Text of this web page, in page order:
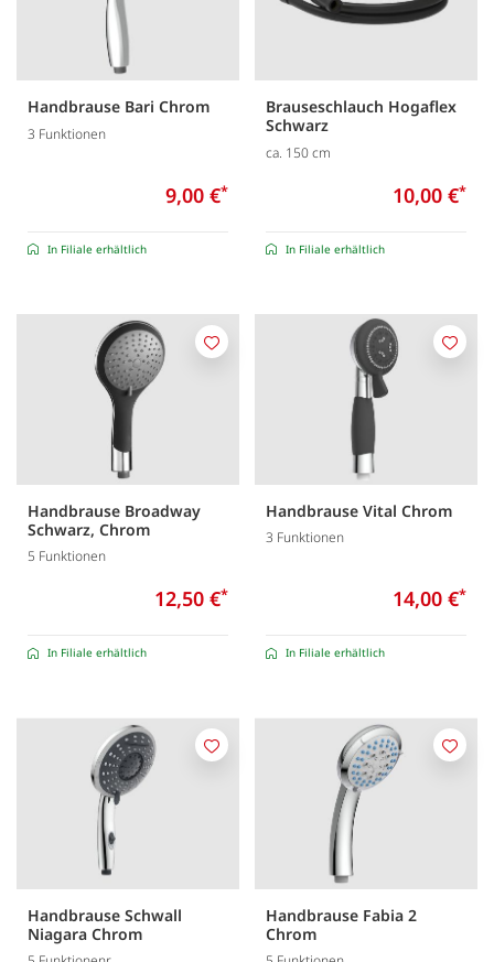
Handbrause Bari Chrom
3 Funktionen
9,00 €*
In Filiale erhältlich
Brauseschlauch Hogaflex
Schwarz
ca. 150 cm
10,00 €*
In Filiale erhältlich
Handbrause Broadway
Schwarz, Chrom
5 Funktionen
12,50 €*
In Filiale erhältlich
Merken
Handbrause Vital Chrom
3 Funktionen
14,00 €*
In Filiale erhältlich
Handbrause Schwall
Niagara Chrom
Merken
Handbrause Fabia 2
Chrom